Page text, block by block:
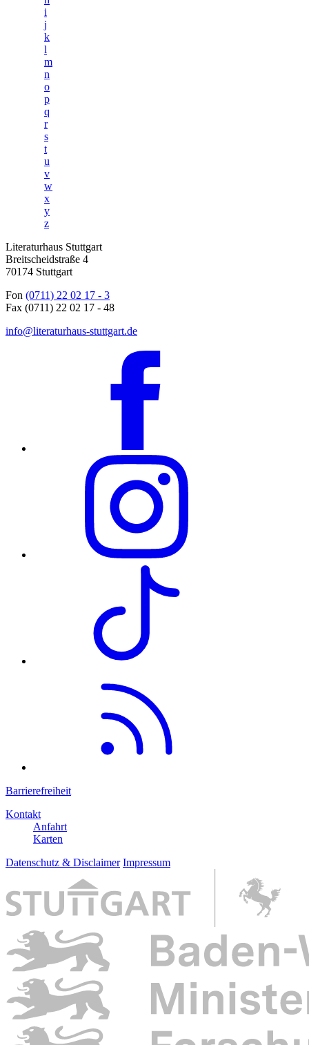
i
j
k
l
m
n
o
p
q
r
s
t
u
v
w
x
y
z
Literaturhaus Stuttgart
Breitscheidstraße 4
70174 Stuttgart
Fon (0711) 22 02 17 - 3
Fax (0711) 22 02 17 - 48
info@literaturhaus-stuttgart.de
Barrierefreiheit
Kontakt
Anfahrt
Karten
Datenschutz & Disclaimer Impressum